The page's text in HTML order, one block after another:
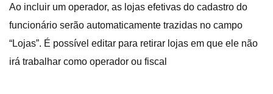
Ao incluir um operador, as lojas efetivas do cadastro do
funcionário serão automaticamente trazidas no campo
“Lojas”. É possível editar para retirar lojas em que ele não
irá trabalhar como operador ou fiscal